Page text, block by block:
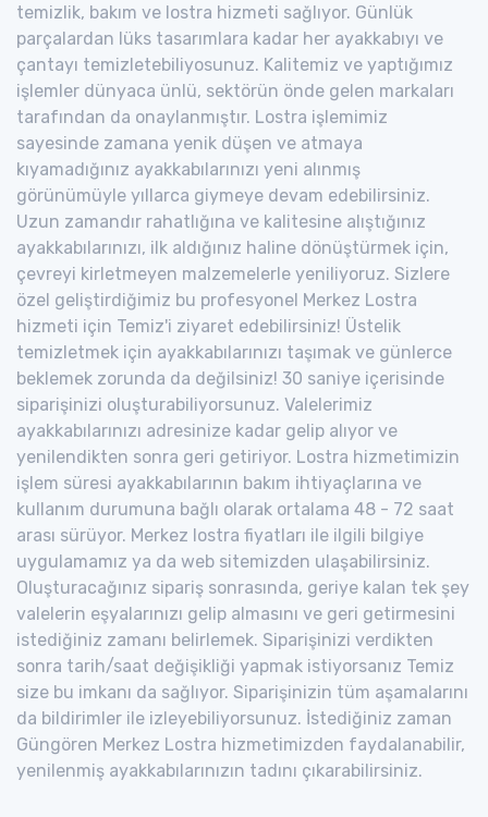
temizlik, bakım ve lostra hizmeti sağlıyor. Günlük
parçalardan lüks tasarımlara kadar her ayakkabıyı ve
çantayı temizletebiliyosunuz. Kalitemiz ve yaptığımız
işlemler dünyaca ünlü, sektörün önde gelen markaları
tarafından da onaylanmıştır. Lostra işlemimiz
sayesinde zamana yenik düşen ve atmaya
kıyamadığınız ayakkabılarınızı yeni alınmış
görünümüyle yıllarca giymeye devam edebilirsiniz.
Uzun zamandır rahatlığına ve kalitesine alıştığınız
ayakkabılarınızı, ilk aldığınız haline dönüştürmek için,
çevreyi kirletmeyen malzemelerle yeniliyoruz. Sizlere
özel geliştirdiğimiz bu profesyonel Merkez Lostra
hizmeti için Temiz'i ziyaret edebilirsiniz! Üstelik
temizletmek için ayakkabılarınızı taşımak ve günlerce
beklemek zorunda da değilsiniz! 30 saniye içerisinde
siparişinizi oluşturabiliyorsunuz. Valelerimiz
ayakkabılarınızı adresinize kadar gelip alıyor ve
yenilendikten sonra geri getiriyor. Lostra hizmetimizin
işlem süresi ayakkabılarının bakım ihtiyaçlarına ve
kullanım durumuna bağlı olarak ortalama 48 - 72 saat
arası sürüyor. Merkez lostra fiyatları ile ilgili bilgiye
uygulamamız ya da web sitemizden ulaşabilirsiniz.
Oluşturacağınız sipariş sonrasında, geriye kalan tek şey
valelerin eşyalarınızı gelip almasını ve geri getirmesini
istediğiniz zamanı belirlemek. Siparişinizi verdikten
sonra tarih/saat değişikliği yapmak istiyorsanız Temiz
size bu imkanı da sağlıyor. Siparişinizin tüm aşamalarını
da bildirimler ile izleyebiliyorsunuz. İstediğiniz zaman
Güngören Merkez Lostra hizmetimizden faydalanabilir,
yenilenmiş ayakkabılarınızın tadını çıkarabilirsiniz.